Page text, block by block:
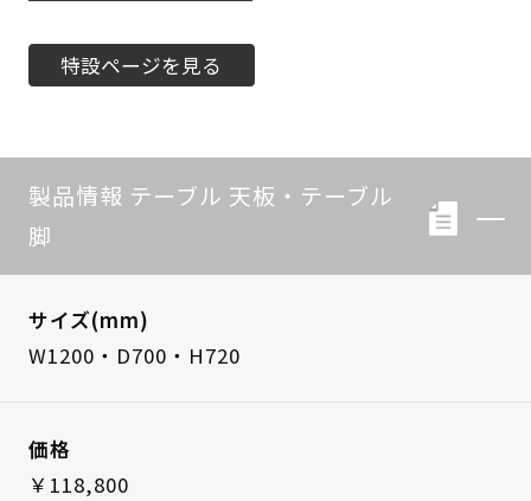
特設ページを見る
製品情報 テーブル 天板・テーブル
脚
サイズ(mm)
W1200・D700・H720
価格
￥118,800